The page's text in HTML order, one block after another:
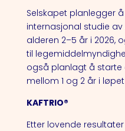
Selskapet planlegger
internasjonal studie av
alderen 2–5 år i 2026,
til
også planlagt å starte
mellom 1 og 2 år i
KAFTRIO®
Etter lovende resultater